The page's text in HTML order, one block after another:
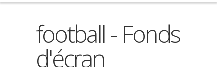
football - Fonds
d'écran